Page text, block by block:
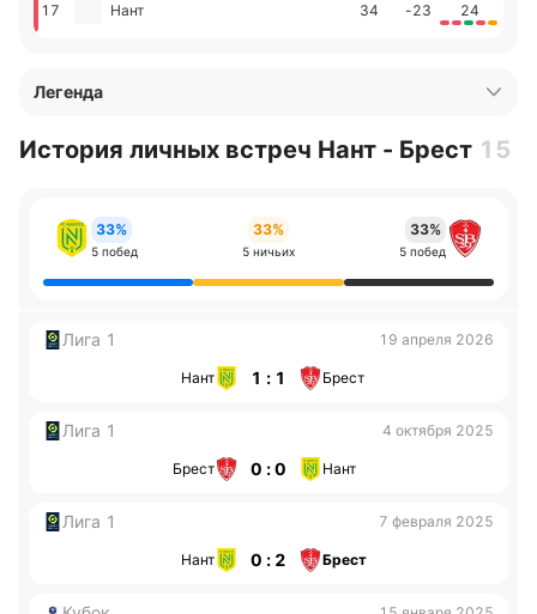
17 Нант 34 -23 24
Легенда
История личных встреч Нант - Брест 15
33%
5 побед
33%
5 ничьих
33%
5 побед
Лига 1 19 апреля 2026
Нант 1 : 1 Брест
Лига 1 4 октября 2025
Брест 0 : 0 Нант
Лига 1 7 февраля 2025
Нант 0 : 2 Брест